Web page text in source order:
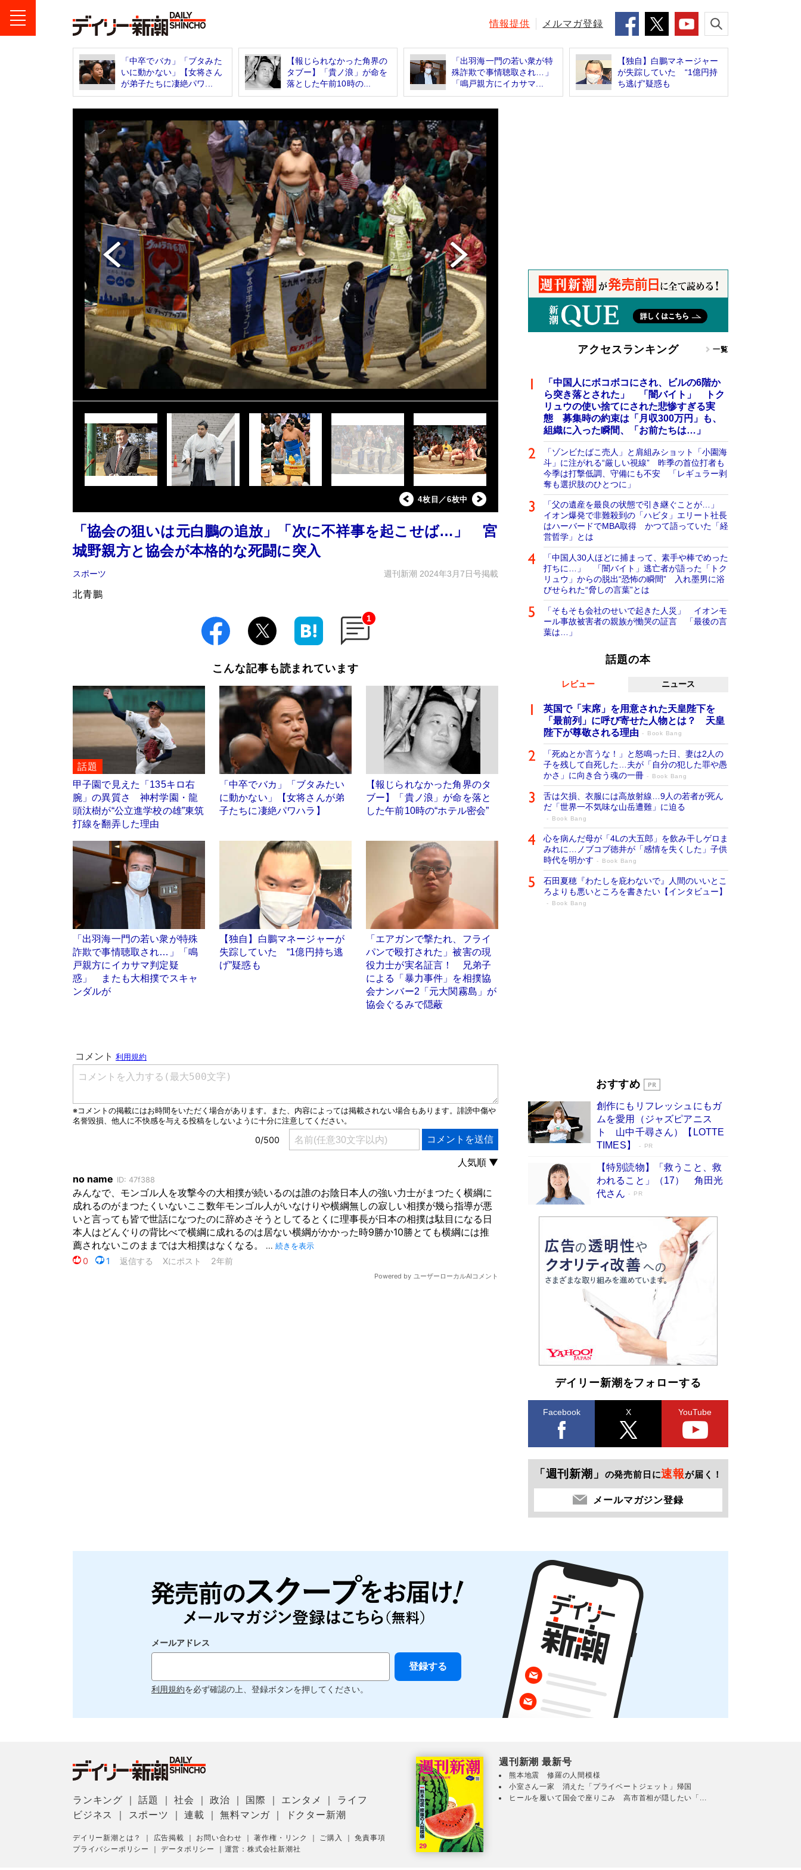
情報提供 メルマガ登録
「中卒でバカ」「ブタみた
いに動かない」【女将さん
が弟子たちに凄絶パワ...
【報じられなかった角界の
タブー】「貴ノ浪」が命を
落とした午前10時の...
「出羽海一門の若い衆が特
殊詐欺で事情聴取され…」
「鳴戸親方にイカサマ...
【独自】白鵬マネージャー
が失踪していた “1億円持
ち逃げ”疑惑も
4枚目／6枚中
「協会の狙いは元白鵬の追放」「次に不祥事を起こせば…」 宮
城野親方と協会が本格的な死闘に突入
スポーツ 週刊新潮 2024年3月7日号掲載
北青鵬
1
こんな記事も読まれています
話題
甲子園で見えた「135キロ右
腕」の異質さ 神村学園・龍
頭汰樹が“公立進学校の雄”東筑
打線を翻弄した理由
「中卒でバカ」「ブタみたい
に動かない」【女将さんが弟
子たちに凄絶パワハラ】
【報じられなかった角界のタ
ブー】「貴ノ浪」が命を落と
した午前10時の“ホテル密会”
「出羽海一門の若い衆が特殊
詐欺で事情聴取され…」「鳴
戸親方にイカサマ判定疑
惑」 またも大相撲でスキャ
ンダルが
【独自】白鵬マネージャーが
失踪していた “1億円持ち逃
げ”疑惑も
「エアガンで撃たれ、フライ
パンで殴打された」被害の現
役力士が実名証言！ 兄弟子
による「暴力事件」を相撲協
会ナンバー2「元大関霧島」が
協会ぐるみで隠蔽
アクセスランキング 一覧
「中国人にボコボコにされ、ビルの6階か
ら突き落とされた」 「闇バイト」 トク
リュウの使い捨てにされた悲惨すぎる実
態 募集時の約束は「月収300万円」も、
組織に入った瞬間、「お前たちは…」
「ゾンビたばこ売人」と肩組みショット「小園海
斗」に注がれる“厳しい視線” 昨季の首位打者も
今季は打撃低調、守備にも不安 「レギュラー剥
奪も選択肢のひとつに」
「父の遺産を最良の状態で引き継ぐことが…」
イオン爆発で非難殺到の「ハビタ」エリート社長
はハーバードでMBA取得 かつて語っていた「経
営哲学」とは
「中国人30人ほどに捕まって、素手や棒でめった
打ちに…」 「闇バイト」逃亡者が語った「トク
リュウ」からの脱出“恐怖の瞬間” 入れ墨男に浴
びせられた“脅しの言葉”とは
「そもそも会社のせいで起きた人災」 イオンモ
ール事故被害者の親族が慟哭の証言 「最後の言
葉は…」
話題の本
レビュー ニュース
英国で「末席」を用意された天皇陛下を
「最前列」に呼び寄せた人物とは？ 天皇
陛下が尊敬される理由
Book Bang
「死ぬとか言うな！」と怒鳴った日、妻は2人の
子を残して自死した…夫が「自分の犯した罪や愚
かさ」に向き合う魂の一冊
Book Bang
舌は欠損、衣服には高放射線…9人の若者が死ん
だ「世界一不気味な山岳遭難」に迫る
Book Bang
心を病んだ母が「4Lの大五郎」を飲み干しゲロま
みれに…ノブコブ徳井が「感情を失くした」子供
時代を明かす
Book Bang
石田夏穂『わたしを庇わないで』人間のいいとこ
ろよりも悪いところを書きたい【インタビュー】
Book Bang
和田秀樹の70代、80代向け新書がベスト3を独
占 上半期1位にも選出［新書ベストセラー］
Book Bang
おすすめ
創作にもリフレッシュにもガ
ムを愛用（ジャズピアニス
ト 山中千尋さん）【LOTTE
TIMES】
PR
【特別読物】「救うこと、救
われること」（17） 角田光
代さん
PR
デイリー新潮をフォローする
Facebook X YouTube
「週刊新潮」 の発売前日に速報が届く！
メールマガジン登録
メールアドレス
利用規約を必ず確認の上、登録ボタンを押してください。
ランキング ｜話題 ｜社会 ｜政治 国際 エンタメ
ライフ
ビジネス
スポーツ ｜連載 ｜無料マンガ ドクター新潮
デイリー新潮とは？ 広告掲載 お問い合わせ ｜著作権・リンク ご購入 ｜免責事項
プライバシーポリシー
｜データポリシー 運営：株式会社新潮社
週刊新潮 最新号
熊本地震 修羅の人間模様
小室さん一家 消えた「プライベートジェット」帰国
ヒールを履いて国会で座りこみ 高市首相が隠したい「...